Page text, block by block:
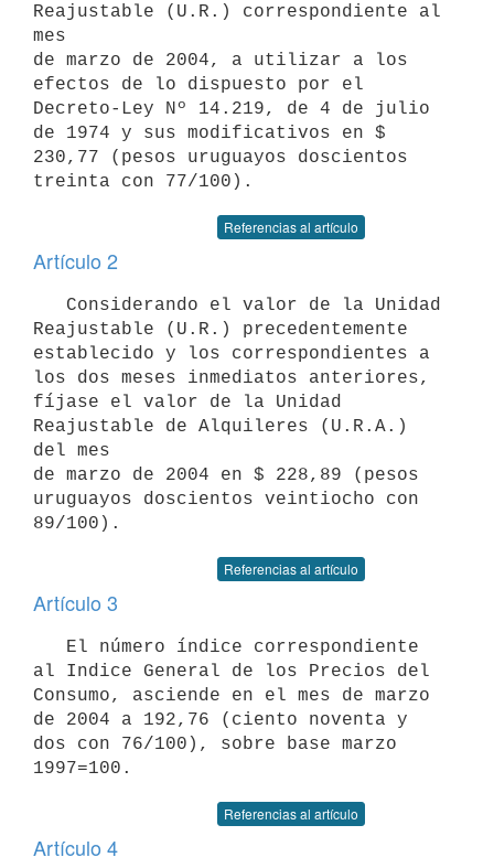
Reajustable (U.R.) correspondiente al
mes
de marzo de 2004, a utilizar a los
efectos de lo dispuesto por el
Decreto-Ley Nº 14.219, de 4 de julio
de 1974 y sus modificativos en $
230,77 (pesos uruguayos doscientos
treinta con 77/100).
Referencias al artículo
Artículo 2
Reajustable (U.R.) precedentemente
establecido y los correspondientes a
los dos meses inmediatos anteriores,
fíjase el valor de la Unidad
Reajustable de Alquileres (U.R.A.)
del mes
de marzo de 2004 en $ 228,89 (pesos
uruguayos doscientos veintiocho con
89/100).
Referencias al artículo
Artículo 3
al Indice General de los Precios del
Consumo, asciende en el mes de marzo
de 2004 a 192,76 (ciento noventa y
dos con 76/100), sobre base marzo
1997=100.
Referencias al artículo
Artículo 4